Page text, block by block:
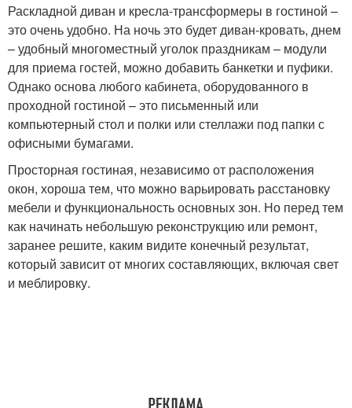
Раскладной диван и кресла-трансформеры в гостиной –
это очень удобно. На ночь это будет диван-кровать, днем
– удобный многоместный уголок праздникам – модули
для приема гостей, можно добавить банкетки и пуфики.
Однако основа любого кабинета, оборудованного в
проходной гостиной – это письменный или
компьютерный стол и полки или стеллажи под папки с
офисными бумагами.
Просторная гостиная, независимо от расположения
окон, хороша тем, что можно варьировать расстановку
мебели и функциональность основных зон. Но перед тем
как начинать небольшую реконструкцию или ремонт,
заранее решите, каким видите конечный результат,
который зависит от многих составляющих, включая свет
и меблировку.